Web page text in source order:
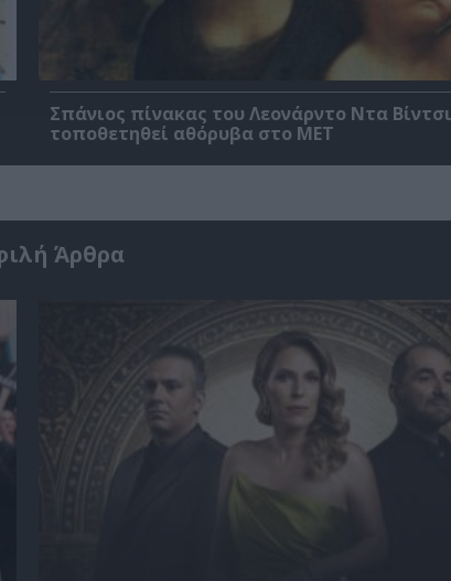
Σπάνιος πίνακας του Λεονάρντο Ντα
τοποθετηθεί αθόρυβα στο MET
Άρθρα